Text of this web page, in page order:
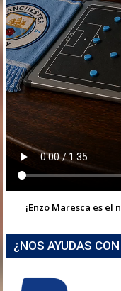
¡Enzo Maresca es
¿NOS AYUDAS